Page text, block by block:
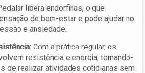
libera endorfinas, o que
de bem-estar e pode ajudar no
e ansiedade.
Com a prática regular, os
resistência e energia, tornando-
de realizar atividades cotidianas sem